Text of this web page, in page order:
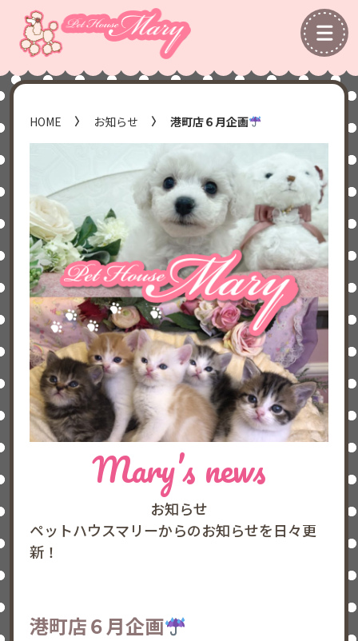
HOME お知らせ 港町店６月企画
Mary’s news
お知らせ
ペットハウスマリーからのお知らせを日々更
新！
港町店６月企画